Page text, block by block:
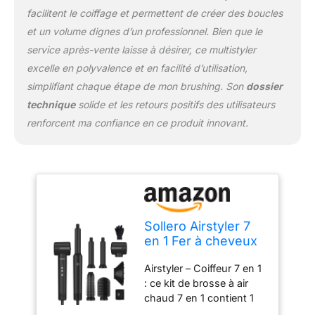
permet un séchage ultra
rapide sans dommages
causés par la chaleur et
réduit le temps de
coiffage de moitié. Le flux
d'air avec des ions
négatifs donne du
volume aux cheveux, les
puissant de la tête de fer
à friser crée un flux d'air
continu dans le sens des
aiguilles d'une montre
renforce l'effet Coanda et
garantit que les cheveux
adhèrent
facilitent le coiffage et permettent de créer des boucles
et un volume dignes d’un professionnel. Bien que le
service après-vente laisse à désirer, ce multistyler
excelle en polyvalence et en facilité d’utilisation,
simplifiant chaque étape de mon brushing. Son dossier
techniquesolide et les retours positifs des utilisateurs
renforcent ma confiance en ce produit innovant.
Sollero Airstyler 7
en 1 Fer à cheveux
chaud Multistyler
pour le volume, les
boucles, le lissage
Airstyler – Coiffeur 7 en 1
: ce kit de brosse à air
chaud 7 en 1 contient 1